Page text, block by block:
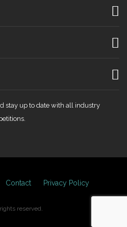
stay up to date with all industry
Contact Privacy Policy
reserved.